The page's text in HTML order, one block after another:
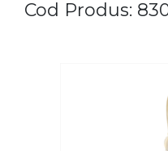
Cod Produs: